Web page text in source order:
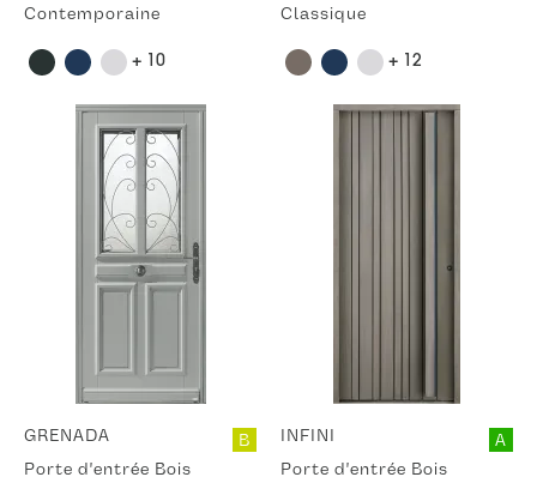
Contemporaine
+ 10
Classique
+ 12
GRENADA
Porte d'entrée Bois
B
INFINI
Porte d'entrée Bois
A